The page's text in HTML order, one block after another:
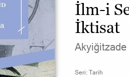
İlm-i
İktisat
Akyiğitzade
Seri: Tarih